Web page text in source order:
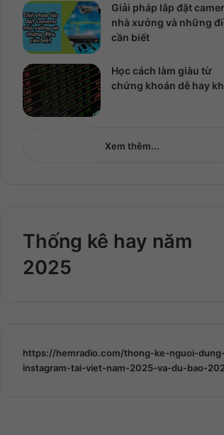
Giải pháp lắp đặt
nhà xưởng và những
cần biết
Học cách làm giàu từ
chứng khoán dễ hay
Xem thêm...
Thống kê hay năm
2025
https://hemradio.com/thong-ke-nguoi-dung-
instagram-tai-viet-nam-2025-va-du-bao-